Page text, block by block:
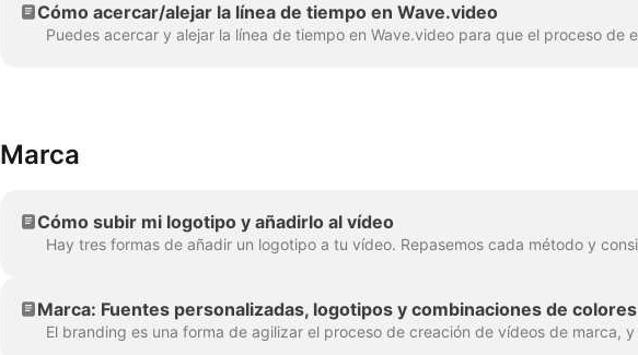
Cómo acercar/alejar la línea de tiempo en Wave.video
Marca
Cómo subir mi logotipo y añadirlo al vídeo
Marca: Fuentes personalizadas, logotipos y combinaciones de colores